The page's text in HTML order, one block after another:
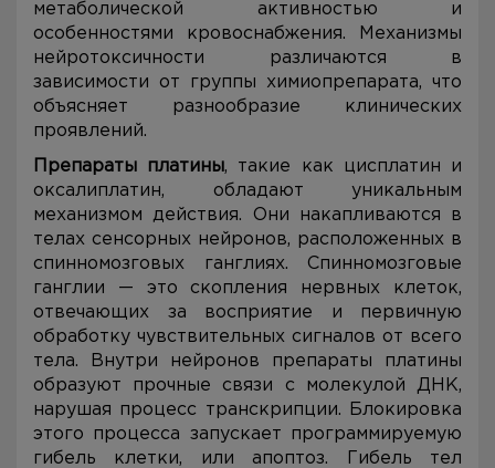
метаболической активностью и
особенностями кровоснабжения. Механизмы
нейротоксичности различаются в
зависимости от группы химиопрепарата, что
объясняет разнообразие клинических
проявлений.
Препараты платины, такие как цисплатин и
оксалиплатин, обладают уникальным
механизмом действия. Они накапливаются в
телах сенсорных нейронов, расположенных в
спинномозговых ганглиях. Спинномозговые
ганглии — это скопления нервных клеток,
отвечающих за восприятие и первичную
обработку чувствительных сигналов от всего
тела. Внутри нейронов препараты платины
образуют прочные связи с молекулой ДНК,
нарушая процесс транскрипции. Блокировка
этого процесса запускает программируемую
гибель клетки, или апоптоз. Гибель тел